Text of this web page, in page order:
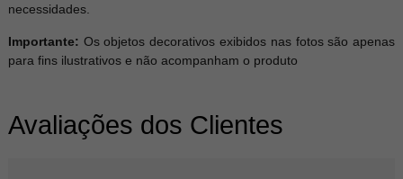
necessidades.
Importante: Os objetos decorativos exibidos nas fotos são apenas
para fins ilustrativos e não acompanham o produto
Avaliações dos Clientes